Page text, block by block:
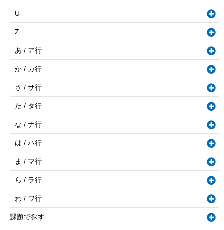
U
Z
あ / ア行
か / カ行
さ / サ行
た / タ行
な / ナ行
は / ハ行
ま / マ行
ら / ラ行
わ / ワ行
課題で探す